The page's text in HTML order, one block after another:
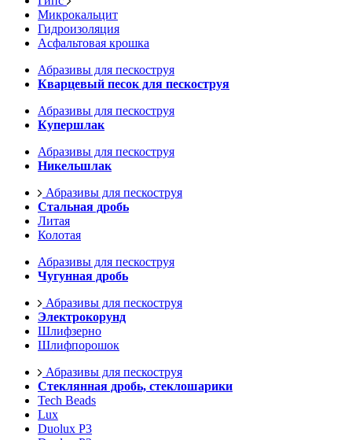
Микрокальцит
Гидроизоляция
Асфальтовая крошка
Абразивы для пескоструя
Кварцевый песок для пескоструя
Абразивы для пескоструя
Купершлак
Абразивы для пескоструя
Никельшлак
Абразивы для пескоструя
Стальная дробь
Литая
Колотая
Абразивы для пескоструя
Чугунная дробь
Абразивы для пескоструя
Электрокорунд
Шлифзерно
Шлифпорошок
Абразивы для пескоструя
Стеклянная дробь, стеклошарики
Tech Beads
Lux
Duolux P3